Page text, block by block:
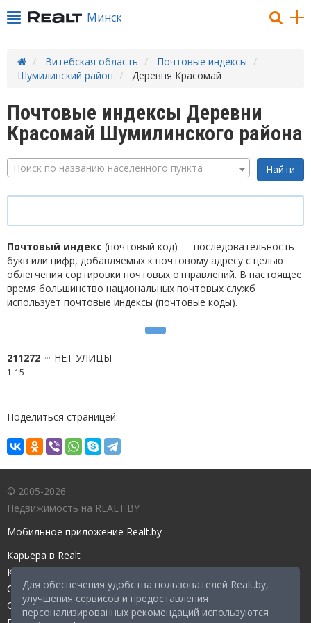
Для обеспечения удобства пользователей Realt.by,
улучшения сервисов и предоставления
персонализированных рекомендаций используются
Минск
Витебская область
Почтовые индексы
Шумилинский район
Деревня Красомай
Почтовые индексы Деревни
Красомай Шумилинского района
Поиск по названию населенного пункта
Почтовый индекс (почтовый код) — последовательность
букв или цифр, добавляемых к почтовому адресу с целью
облегчения сортировки почтовых отправлений. В настоящее
время большинство национальных почтовых служб
использует почтовые индексы (почтовые коды).
211272 НЕТ УЛИЦЫ
1-15
Поделиться страницей:
© 2005-2026
Недвижимость на REALT.BY
Мобильное приложение Realt.by
Карьера в Realt
Контакты редакции
Справочный центр
Служба поддержки